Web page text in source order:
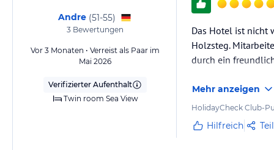
Andre (51-55)
3Bewertungen
Vor 3 Monaten • Verreist als Paar im
Mai 2026
Verifizierter Aufenthalt
Twin room Sea View
Das Hotel ist nicht
Holzsteg.
durch ein
Mehr anzeigen
HolidayCheck Club-
Hilfreich